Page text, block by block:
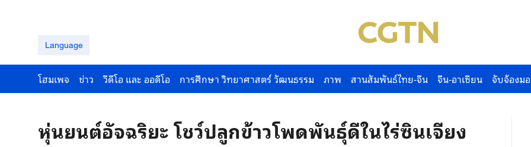
Language
โฮมเพจ ข่าว วีดีโอ และ ออดีโอ การศึกษา วิทยาศาสตร์ วัฒนธรรม ภาพ สานสัมพันธ์ไทย-จีน จีน-อาเซียน จับจ้องม
หุ่นยนต์อัจฉริยะ โชว์ปลูกข้าวโพดพันธุ์ดีในไร่ซินเจียง